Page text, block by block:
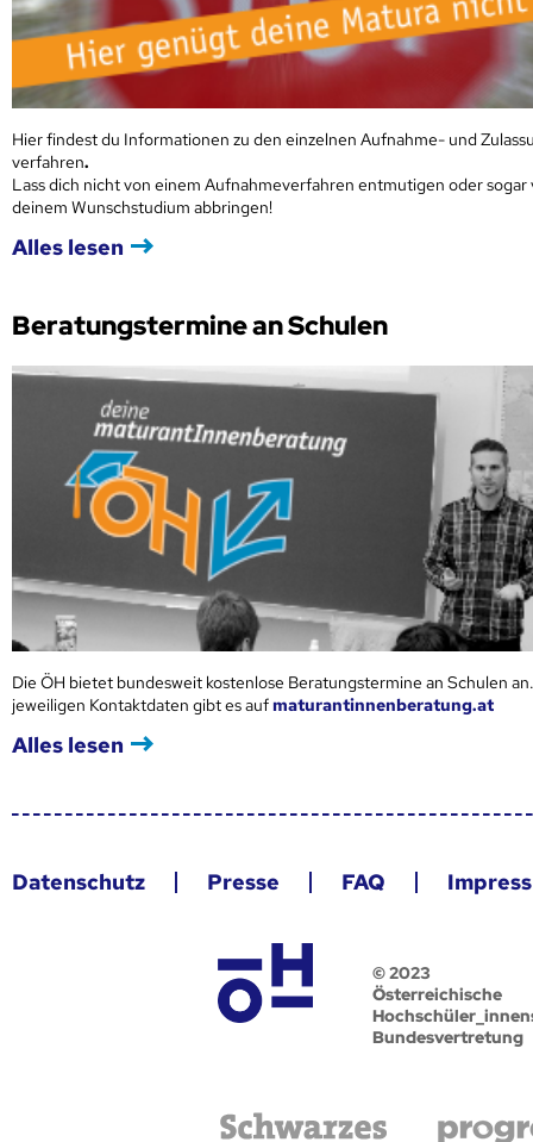
Hier findest du Informationen zu den einzelnen Aufnahme- und
verfahren.
Lass dich nicht von einem Aufnahmeverfahren entmutigen oder sogar
deinem Wunschstudium abbringen!
Alles lesen
Beratungstermine an Schulen
Die ÖH bietet bundesweit kostenlose Beratungstermine an Schulen
jeweiligen Kontaktdaten gibt es aufmaturantinnenberatung.at
Alles lesen
Datenschutz Presse FAQ
© 2023
Österreichische
Bundesvertretung